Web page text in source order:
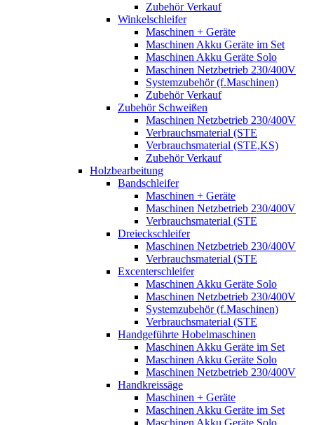
Zubehör Verkauf
Winkelschleifer
Maschinen + Geräte
Maschinen Akku Geräte im Set
Maschinen Akku Geräte Solo
Maschinen Netzbetrieb 230/400V
Systemzubehör (f.Maschinen)
Zubehör Verkauf
Zubehör Schweißen
Maschinen Netzbetrieb 230/400V
Verbrauchsmaterial (STE
Verbrauchsmaterial (STE,KS)
Zubehör Verkauf
Holzbearbeitung
Bandschleifer
Maschinen + Geräte
Maschinen Netzbetrieb 230/400V
Verbrauchsmaterial (STE
Dreieckschleifer
Maschinen Netzbetrieb 230/400V
Verbrauchsmaterial (STE
Excenterschleifer
Maschinen Akku Geräte Solo
Maschinen Netzbetrieb 230/400V
Systemzubehör (f.Maschinen)
Verbrauchsmaterial (STE
Handgeführte Hobelmaschinen
Maschinen Akku Geräte im Set
Maschinen Akku Geräte Solo
Maschinen Netzbetrieb 230/400V
Handkreissäge
Maschinen + Geräte
Maschinen Akku Geräte im Set
Maschinen Akku Geräte Solo